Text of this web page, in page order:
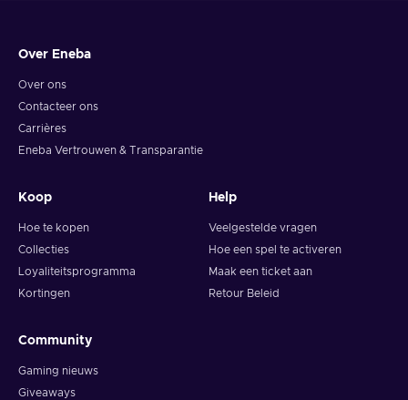
Over Eneba
Over ons
Contacteer ons
Carrières
Eneba Vertrouwen & Transparantie
Koop
Hoe te kopen
Collecties
Loyaliteitsprogramma
Kortingen
Help
Veelgestelde vragen
Hoe een spel te activeren
Maak een ticket aan
Retour Beleid
Community
Gaming nieuws
Giveaways